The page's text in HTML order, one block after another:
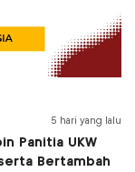
5 hari yang lalu
Panitia UKW
Bertambah